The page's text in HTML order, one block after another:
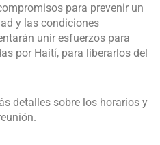
para prevenir un
y las condiciones
unir esfuerzos para
por Haití, para liberarlos del
detalles sobre los horarios y